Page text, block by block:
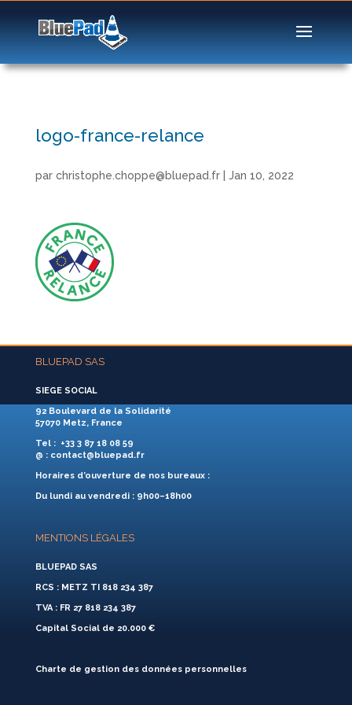
logo-france-relance
par christophe.choppe@bluepad.fr| Jan 10, 2022
BLUEPAD SAS
SIEGE SOCIAL
92 Boulevard de la Solidarité
57070 Metz, France
Tel : +33 3 87 18 08 59
@ : contact@bluepad.fr
Horaires d’ouverture de nos bureaux :
Du lundi au vendredi : 9h00–18h00
MENTIONS LÉGALES
BLUEPAD SAS
RCS : METZ TI 818 234 387
TVA : FR 27 818 234 387
Capital Social de 20.000 €
Charte de gestion des données personnelles